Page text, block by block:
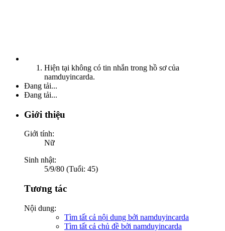
Hiện tại không có tin nhắn trong hồ sơ của
namduyincarda.
Đang tải...
Đang tải...
Giới thiệu
Giới tính:
Nữ
Sinh nhật:
5/9/80 (Tuổi: 45)
Tương tác
Nội dung:
Tìm tất cả nội dung bởi namduyincarda
Tìm tất cả chủ đề bởi namduyincarda